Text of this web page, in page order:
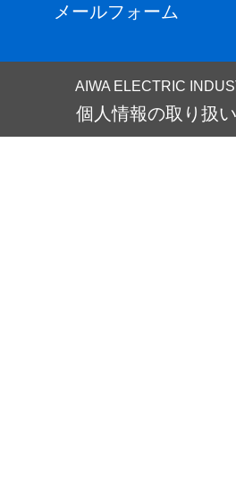
メールフォーム
AIWA ELECTRIC
個人情報の取り扱